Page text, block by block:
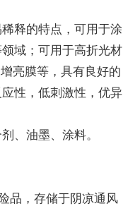
释的特点，可用于涂
域；可用于高折光材
亮膜等，具有良好的
性，低刺激性，优异
、油墨、涂料。
品，存储于阴凉通风